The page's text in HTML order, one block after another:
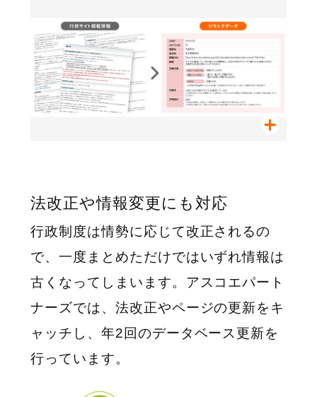
法改正や情報変更にも対応
行政制度は情勢に応じて改正されるの
で、一度まとめただけではいずれ情報は
古くなってしまいます。アスコエパート
ナーズでは、法改正やページの更新をキ
ャッチし、年2回のデータベース更新を
行っています。